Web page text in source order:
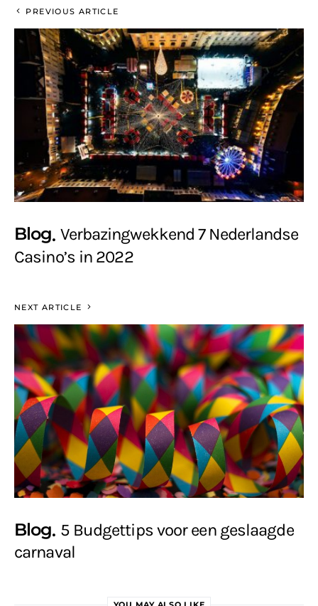
PREVIOUS ARTICLE
Blog Verbazingwekkend 7 Nederlandse
Casino’s in 2022
NEXT ARTICLE
Blog 5 Budgettips voor een geslaagde
carnaval